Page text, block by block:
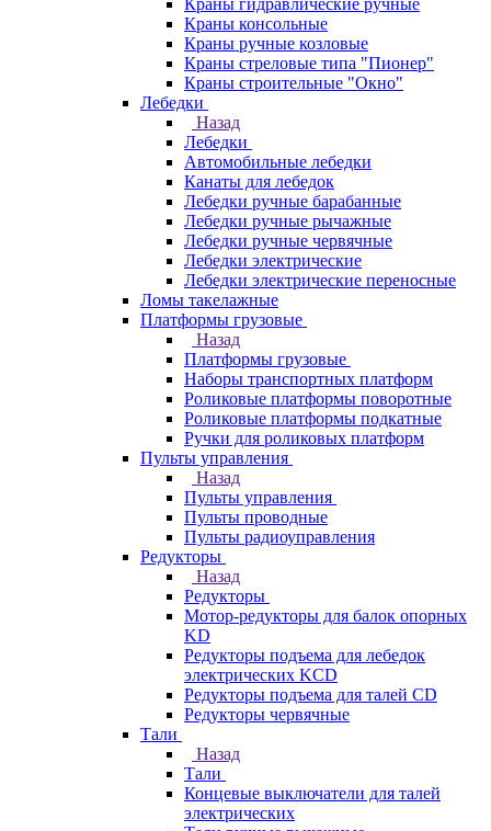
Краны гидравлические ручные
Краны консольные
Краны ручные козловые
Краны стреловые типа "Пионер"
Краны строительные "Окно"
Лебедки
Назад
Лебедки
Автомобильные лебедки
Канаты для лебедок
Лебедки ручные барабанные
Лебедки ручные рычажные
Лебедки ручные червячные
Лебедки электрические
Лебедки электрические переносные
Ломы такелажные
Платформы грузовые
Назад
Платформы грузовые
Наборы транспортных платформ
Роликовые платформы поворотные
Роликовые платформы подкатные
Ручки для роликовых платформ
Пульты управления
Назад
Пульты управления
Пульты проводные
Пульты радиоуправления
Редукторы
Назад
Редукторы
Мотор-редукторы для балок опорных
KD
Редукторы подъема для лебедок
электрических KCD
Редукторы подъема для талей CD
Редукторы червячные
Тали
Назад
Тали
Концевые выключатели для талей
электрических